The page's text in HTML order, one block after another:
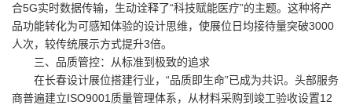
合5G实时数据传输，生动诠释了“科技赋能医疗”的主题。这种将产
品功能转化为可感知体验的设计思维，使展位日均接待量突破3000
人次，较传统展示方式提升3倍。
三、品质管控：从标准到极致的追求
在长春设计展位搭建行业，“品质即生命”已成为共识。头部服务
商普遍建立ISO9001质量管理体系，从材料采购到竣工验收设置12